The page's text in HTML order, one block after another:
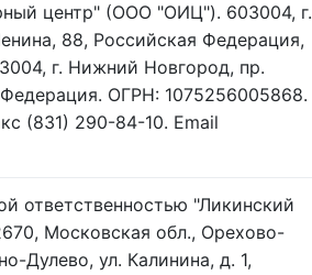
центр" (ООО "ОИЦ"). 603004, г.
88, Российская Федерация,
г. Нижний Новгород, пр.
ОГРН: 1075256005868.
(831) 290-84-10. Email
ответственностью "Ликинский
Московская обл., Орехово-
Дулево, ул. Калинина, д. 1,